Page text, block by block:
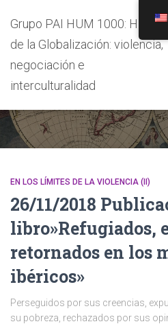
Grupo PAI HUM 1000: Historia
de la Globalización: violencia,
negociación e
interculturalidadMUNDOS
EN LOS LÍMITES DE LA VIOLENCIA (II)
26/11/2018
libro»Refugiados,
retornados en los
ibéricos»
Perseguidos por sus creencias,
su pobreza, rechazados por sus